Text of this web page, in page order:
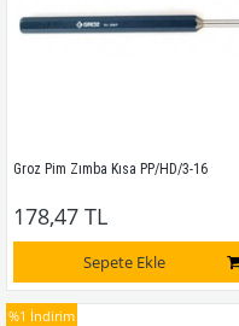
Groz Pim Zımba Kısa PP/HD/3-16
178,47 TL
Sepete Ekle
%1 İndirim